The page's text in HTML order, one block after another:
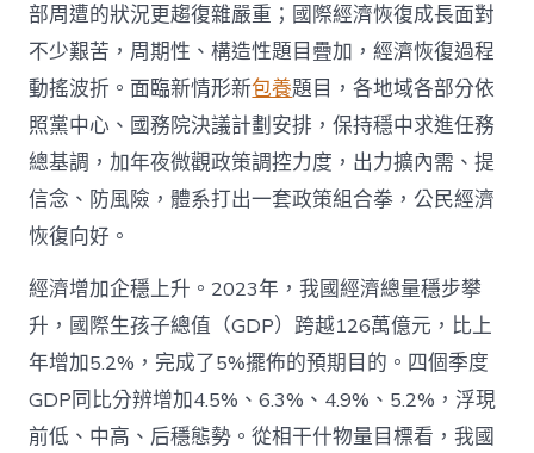
部周遭的狀況更趨復雜嚴重；國際經濟恢復成長面對
不少艱苦，周期性、構造性題目疊加，經濟恢復過程
動搖波折。面臨新情形新包養題目，各地域各部分依
照黨中心、國務院決議計劃安排，保持穩中求進任務
總基調，加年夜微觀政策調控力度，出力擴內需、提
信念、防風險，體系打出一套政策組合拳，公民經濟
恢復向好。
經濟增加企穩上升。2023年，我國經濟總量穩步攀
升，國際生孩子總值（GDP）跨越126萬億元，比上
年增加5.2%，完成了5%擺佈的預期目的。四個季度
GDP同比分辨增加4.5%、6.3%、4.9%、5.2%，浮現
前低、中高、后穩態勢。從相干什物量目標看，我國